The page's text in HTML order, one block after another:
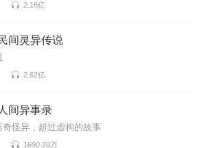
2.16亿
间灵异传说
2.62亿
间异事录
奇怪异，超过虚构的故事
1690.20万